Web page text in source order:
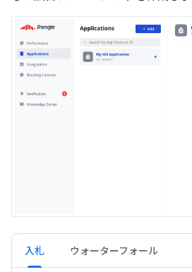
入札 ウォーターフォール